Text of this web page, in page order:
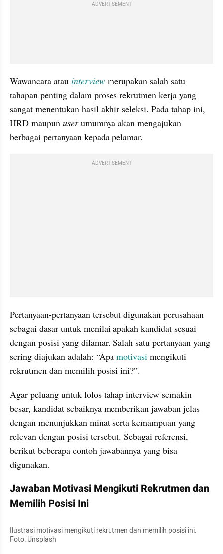
ADVERTISEMENT
Wawancara atau interview merupakan salah satu
tahapan penting dalam proses rekrutmen kerja yang
sangat menentukan hasil akhir seleksi. Pada tahap ini,
HRD maupun user umumnya akan mengajukan
berbagai pertanyaan kepada pelamar.
ADVERTISEMENT
Pertanyaan-pertanyaan tersebut digunakan perusahaan
sebagai dasar untuk menilai apakah kandidat sesuai
dengan posisi yang dilamar. Salah satu pertanyaan yang
sering diajukan adalah: “Apa motivasi mengikuti
rekrutmen dan memilih posisi ini?”.
Agar peluang untuk lolos tahap interview semakin
besar, kandidat sebaiknya memberikan jawaban jelas
dengan menunjukkan minat serta kemampuan yang
relevan dengan posisi tersebut. Sebagai referensi,
berikut beberapa contoh jawabannya yang bisa
digunakan.
Jawaban Motivasi Mengikuti Rekrutmen dan
Memilih Posisi Ini
Ilustrasi motivasi mengikuti rekrutmen dan memilih posisi ini.
Foto: Unsplash